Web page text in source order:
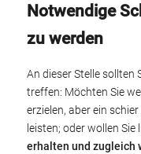
Notwendige
zu werden
An dieser Stelle sollten
treffen: Möchten Sie
erzielen, aber ein
leisten; oder wollen Sie
erhalten und zugleich